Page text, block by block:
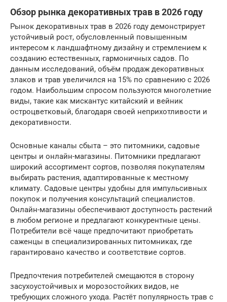
Обзор рынка декоративных трав в 2026 году
Рынок декоративных трав в 2026 году демонстрирует
устойчивый рост, обусловленный повышенным
интересом к ландшафтному дизайну и стремлением к
созданию естественных, гармоничных садов. По
данным исследований, объём продаж декоративных
злаков и трав увеличился на 15% по сравнению с 2026
годом. Наибольшим спросом пользуются многолетние
виды, такие как мискантус китайский и вейник
остроцветковый, благодаря своей неприхотливости и
декоративности.
Основные каналы сбыта – это питомники, садовые
центры и онлайн-магазины. Питомники предлагают
широкий ассортимент сортов, позволяя покупателям
выбирать растения, адаптированные к местному
климату. Садовые центры удобны для импульсивных
покупок и получения консультаций специалистов.
Онлайн-магазины обеспечивают доступность растений
в любом регионе и предлагают конкурентные цены.
Потребители всё чаще предпочитают приобретать
саженцы в специализированных питомниках, где
гарантировано качество и соответствие сортов.
Предпочтения потребителей смещаются в сторону
засухоустойчивых и морозостойких видов, не
требующих сложного ухода. Растёт популярность трав с